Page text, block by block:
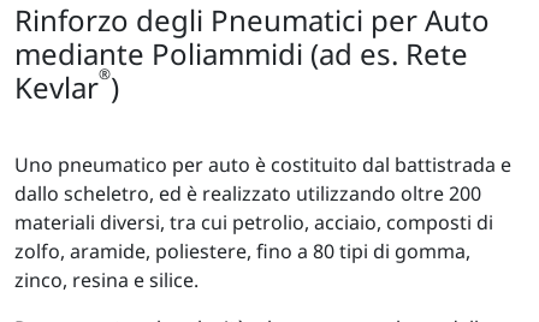
Rinforzo degli Pneumatici per Auto
mediante Poliammidi (ad es. Rete
Kevlar®)
Uno pneumatico per auto è costituito dal battistrada e
dallo scheletro, ed è realizzato utilizzando oltre 200
materiali diversi, tra cui petrolio, acciaio, composti di
zolfo, aramide, poliestere, fino a 80 tipi di gomma,
zinco, resina e silice.